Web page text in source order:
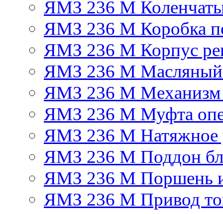
ЯМЗ 236 М
ЯМЗ 236 М Коробка
ЯМЗ 236 М Корпус
ЯМЗ 236 М Масляный
ЯМЗ 236 М Механизм
ЯМЗ 236 М Муфта
ЯМЗ 236 М Натяжное
ЯМЗ 236 М Поддон
ЯМЗ 236 М Поршень
ЯМЗ 236 М Привод